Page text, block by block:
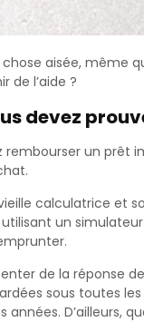
aisée, même
de l’aide ?
devez
un prêt
calculatrice et
un
de la réponse
sous toutes
D’ailleurs,